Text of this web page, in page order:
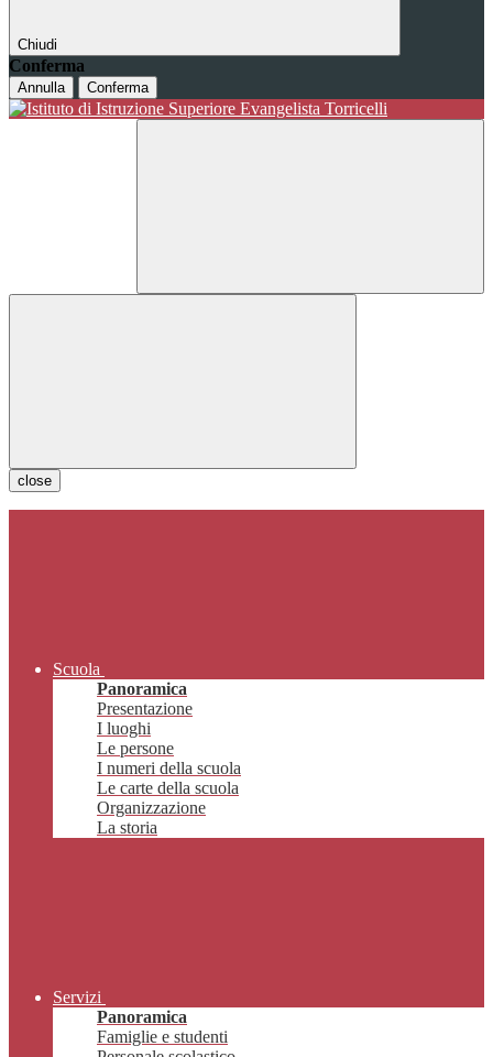
Chiudi
Conferma
Annulla Conferma
close
Scuola
Panoramica
Presentazione
I luoghi
Le persone
I numeri della scuola
Le carte della scuola
Organizzazione
La storia
Servizi
Panoramica
Famiglie e studenti